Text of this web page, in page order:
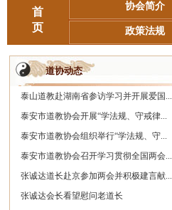
首
页
协会简介
政策法规
道协动态
泰山道教赴湖南省参访学习并开展爱国...
泰安市道教协会开展“学法规、守戒律...
泰安市道教协会组织举行“学法规、守...
泰安市道教协会召开学习贯彻全国两会...
张诚达道长赴京参加两会并积极建言献...
张诚达会长看望慰问老道长